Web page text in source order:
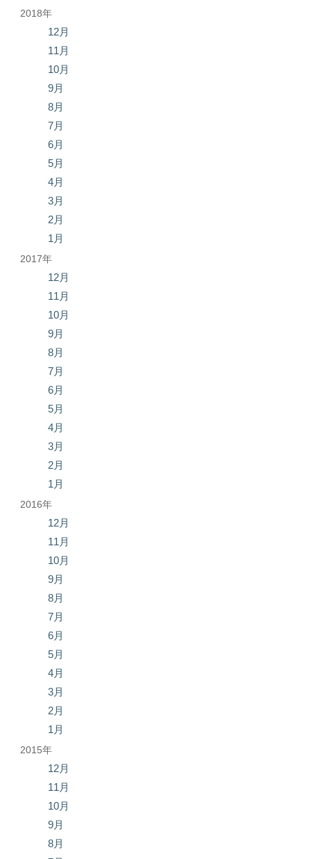
2018年
12月
11月
10月
9月
8月
7月
6月
5月
4月
3月
2月
1月
2017年
12月
11月
10月
9月
8月
7月
6月
5月
4月
3月
2月
1月
2016年
12月
11月
10月
9月
8月
7月
6月
5月
4月
3月
2月
1月
2015年
12月
11月
10月
9月
8月